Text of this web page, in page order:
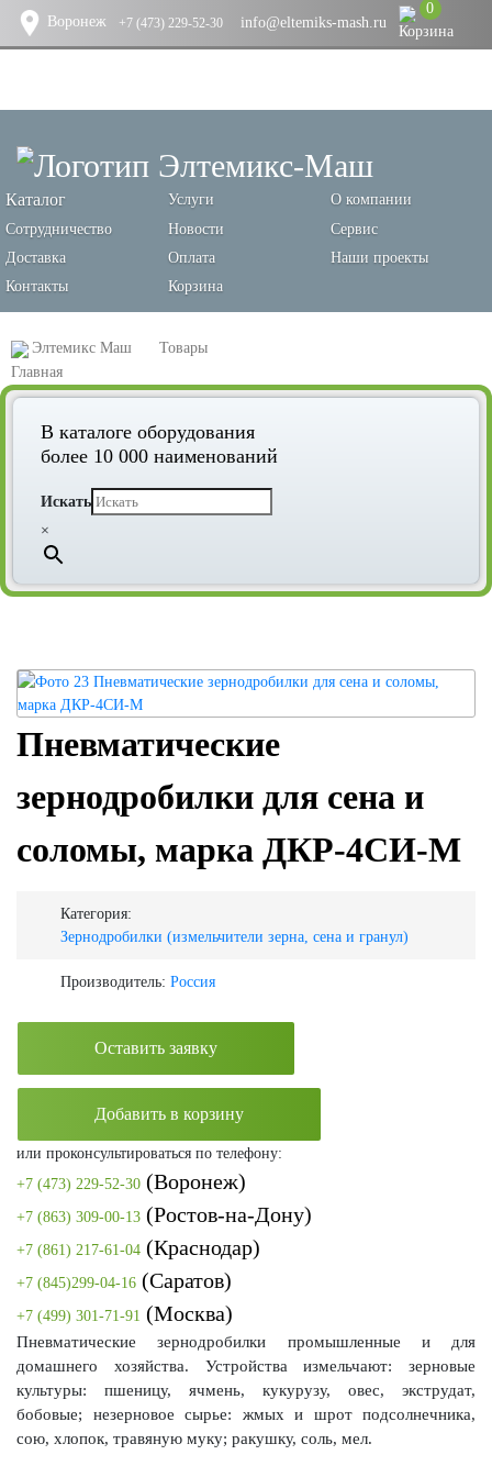
Воронеж +7 (473) 229-52-30 info@eltemiks-mash.ru
0
Каталог Услуги
О компании
Сотрудничество
Новости
Сервис
Доставка
Оплата
Наши проекты
Контакты
Корзина
Элтемикс Маш Товары
Оборудование для переработки зерновых и производства кормов
Зернодробилки (измельчители зерна, сена и гранул)
Пневматические зернодробилки для сена и соломы, марка ДКР-4СИ-М
В каталоге оборудования
более 10 000 наименований
Искать
×
Пневматические
зернодробилки для сена и
соломы, марка ДКР-4СИ-М
Категория:
Зернодробилки (измельчители зерна, сена и гранул)
Производитель: Россия
Оставить заявку
Добавить в корзину
или проконсультироваться по телефону:
+7 (473) 229-52-30 (Воронеж)
+7 (863) 309-00-13 (Ростов-на-Дону)
+7 (861) 217-61-04 (Краснодар)
+7 (845)299-04-16 (Саратов)
+7 (499) 301-71-91 (Москва)
Пневматические зернодробилки промышленные и для
домашнего хозяйства. Устройства измельчают: зерновые
культуры: пшеницу, ячмень, кукурузу, овес, экструдат,
бобовые; незерновое сырье: жмых и шрот подсолнечника,
сою, хлопок, травяную муку; ракушку, соль, мел.